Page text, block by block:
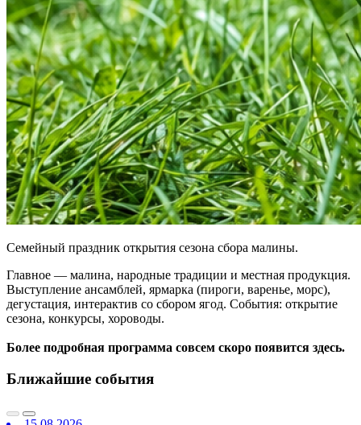
Семейный праздник открытия сезона сбора малины.
Главное — малина, народные традиции и местная продукция.
Выступление ансамблей, ярмарка (пироги, варенье, морс),
дегустация, интерактив со сбором ягод. События: открытие
сезона, конкурсы, хороводы.
Более подробная программа совсем скоро появится здесь.
Ближайшие события